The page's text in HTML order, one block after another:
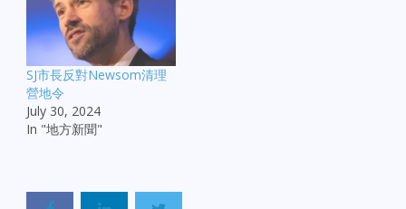
SJ市長反對Newsom清理
營地令
July 30, 2024
In "地方新聞"